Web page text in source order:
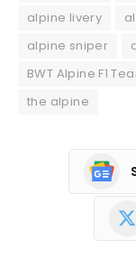
alpine livery
alpine sniper
BWT Alpine F1
the alpine